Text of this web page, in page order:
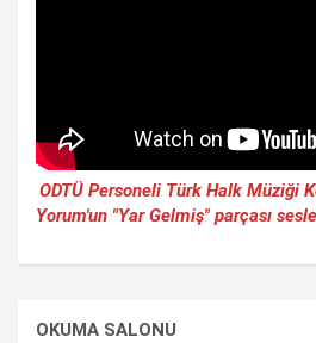
ODTÜ Personeli Türk Halk Müziği
Yorum'un "Yar Gelmiş" parçası
OKUMA SALONU